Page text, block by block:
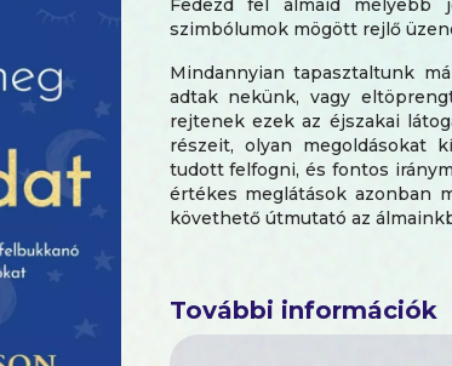
Fedezd ​fel álmaid
szimbólumok mögött rejlő
Mindannyian tapasztaltunk
adtak nekünk, vagy
rejtenek ezek az éjszakai
részeit, olyan megoldásokat
tudott felfogni, és fontos
értékes meglátások azonban
követhető útmutató az
Ismerd meg a legpraktikusabb
az álmok rétegeit egyenként,
jelentését, és mélyebbre
Leon Nacson
álomcoach
További információk